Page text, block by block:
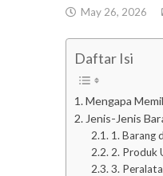
May 26, 2026
Daftar Isi
Mengapa
Jenis-Jenis
1. Barang
2. Produk
3.